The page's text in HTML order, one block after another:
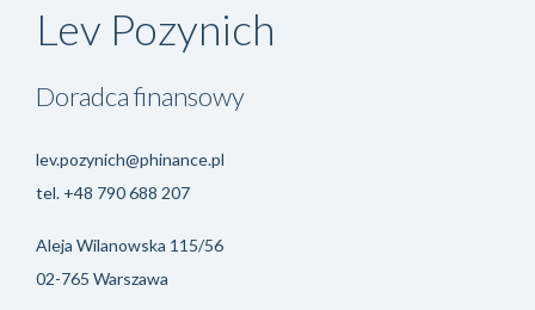
Lev Pozynich
Doradca finansowy
lev.pozynich@phinance.pl
tel. +48 790 688 207
Aleja Wilanowska 115/56
02-765 Warszawa